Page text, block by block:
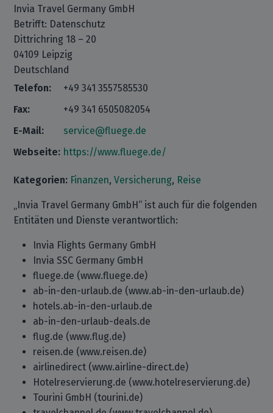
Invia Travel Germany GmbH
Betrifft: Datenschutz
Dittrichring 18 – 20
04109 Leipzig
Deutschland
Telefon:
+49 341 3557585530
Fax:
+49 341 6505082054
E-Mail:
service@fluege.de
Webseite: https://www.fluege.de/
Kategorien: Finanzen,Versicherung, Reise
„Invia Travel Germany GmbH“ ist auch für die folgenden
Entitäten und Dienste verantwortlich:
Invia Flights Germany GmbH
Invia SSC Germany GmbH
fluege.de (www.fluege.de)
ab-in-den-urlaub.de (www.ab-in-den-urlaub.de)
hotels.ab-in-den-urlaub.de
ab-in-den-urlaub-deals.de
flug.de (www.flug.de)
reisen.de (www.reisen.de)
airlinedirect (www.airline-direct.de)
Hotelreservierung.de (www.hotelreservierung.de)
Tourini GmbH (tourini.de)